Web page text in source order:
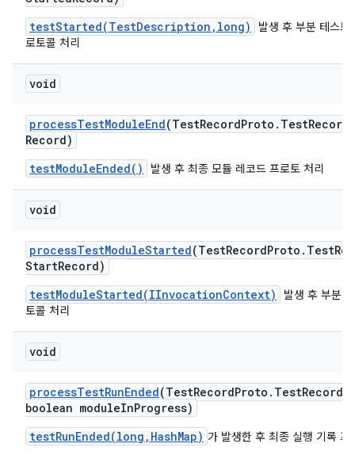
testStarted(TestDescription,long)
발생 후 부분 테스트
로토콜 처리
void
processTestModuleEnd(TestRecordProto . TestRecord
Record)
testModuleEnded()
발생 후 최종 모듈 레코드 프로토 처리
void
processTestModuleStarted(TestRecordProto . Test
StartRecord)
testModuleStarted(IInvocationContext)
발생 후 부분
토콜 처리
void
processTestRunEnded(TestRecordProto . TestRecord
boolean moduleInProgress)
testRunEnded(long,HashMap) 가 발생한 후 최종 실행 기록 프